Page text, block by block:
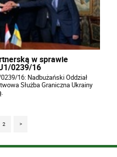
w sprawie
0239/16
16: Nadbużański Oddział
Służba Graniczna Ukrainy
2 >